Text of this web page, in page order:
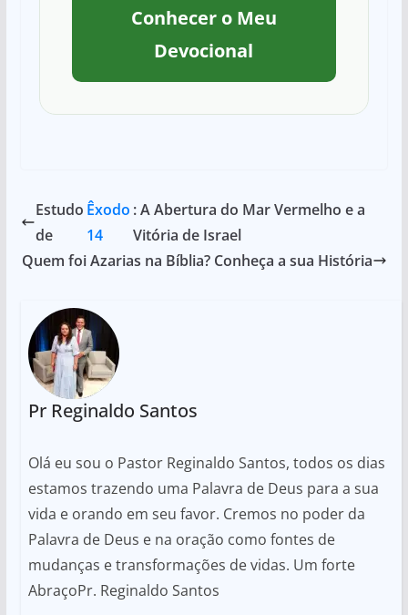
Conhecer o Meu
Devocional
Estudo
de
Êxodo
14
: A Abertura do Mar Vermelho e a
Vitória de Israel
Quem foi Azarias na Bíblia? Conheça a sua História
Pr Reginaldo Santos
Olá eu sou o Pastor Reginaldo Santos, todos os dias
estamos trazendo uma Palavra de Deus para a sua
vida e orando em seu favor. Cremos no poder da
Palavra de Deus e na oração como fontes de
mudanças e transformações de vidas. Um forte
AbraçoPr. Reginaldo Santos